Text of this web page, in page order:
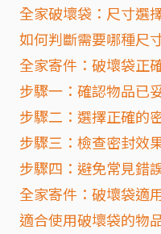
全家破壞袋：尺寸選
如何判斷需要哪種尺
全家寄件：破壞袋正
步驟一：確認物品已
步驟二：選擇正確的
步驟三：檢查密封效
步驟四：避免常見錯
全家寄件：破壞袋適
適合使用破壞袋的物